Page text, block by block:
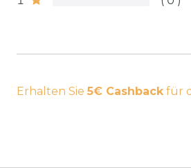
Erhalten Sie 5€ Cashbackfür